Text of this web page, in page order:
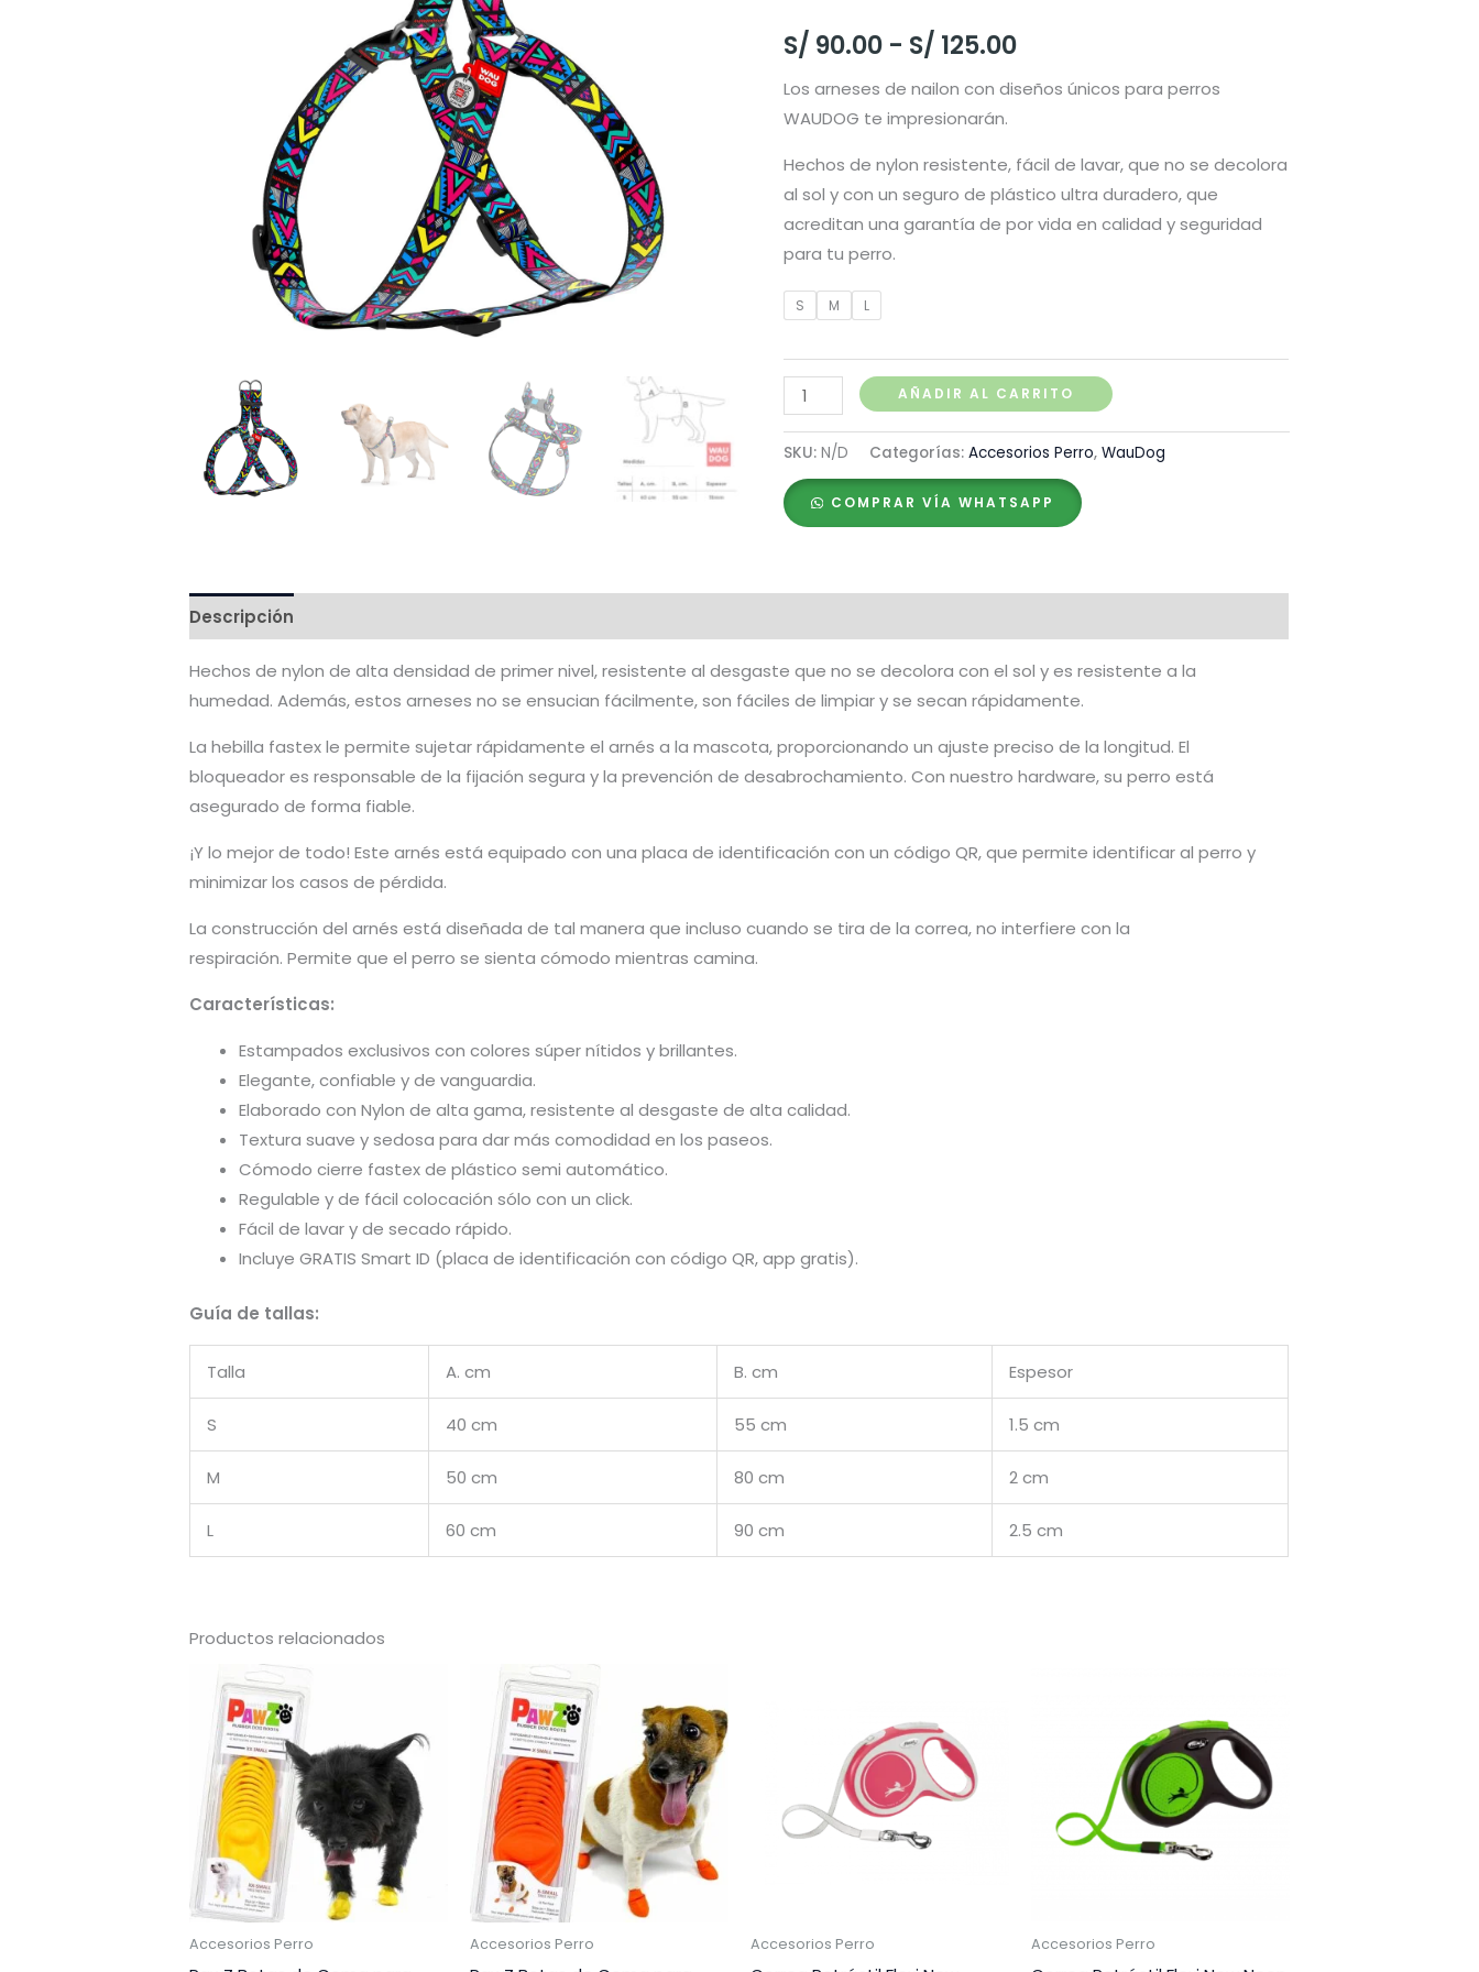
S/ 90.00 - S/ 125.00Rango
de
desde
S/ 90.00
Los arneses de nailon con diseños únicos para perros
WAUDOG te impresionarán.
Hechos de nylon resistente, fácil de lavar, que no se decolora
al sol y con un seguro de plástico ultra duradero, que
acreditan una garantía de por vida en calidad y seguridad
para tu perro.
S M L
Waudog
Arnés
Indie,
Hebilla
Fastex
+
cantidad
AÑADIR AL CARRITO
SKU: N/D Categorías: Accesorios Perro, WauDog
COMPRAR VÍA WHATSAPP
Descripción
Hechos de nylon de alta densidad de primer nivel, resistente al desgaste que no se decolora con el sol y es resistente a la
humedad. Además, estos arneses no se ensucian fácilmente, son fáciles de limpiar y se secan rápidamente.
La hebilla fastex le permite sujetar rápidamente el arnés a la mascota, proporcionando un ajuste preciso de la longitud. El
bloqueador es responsable de la fijación segura y la prevención de desabrochamiento. Con nuestro hardware, su perro está
asegurado de forma fiable.
¡Y lo mejor de todo! Este arnés está equipado con una placa de identificación con un código QR, que permite identificar al perro y
minimizar los casos de pérdida.
La construcción del arnés está diseñada de tal manera que incluso cuando se tira de la correa, no interfiere con la
respiración. Permite que el perro se sienta cómodo mientras camina.
Características:
Estampados exclusivos con colores súper nítidos y brillantes.
Elegante, confiable y de vanguardia.
Elaborado con Nylon de alta gama, resistente al desgaste de alta calidad.
Textura suave y sedosa para dar más comodidad en los paseos.
Cómodo cierre fastex de plástico semi automático.
Regulable y de fácil colocación sólo con un click.
Fácil de lavar y de secado rápido.
Incluye GRATIS Smart ID (placa de identificación con código QR, app gratis).
Guía de tallas:
Talla A. cm B. cm Espesor
S 40 cm 55 cm 1.5 cm
M 50 cm 80 cm 2 cm
L 60 cm 90 cm 2.5 cm
Productos relacionados
Accesorios Perro Accesorios Perro Accesorios Perro Accesorios Perro